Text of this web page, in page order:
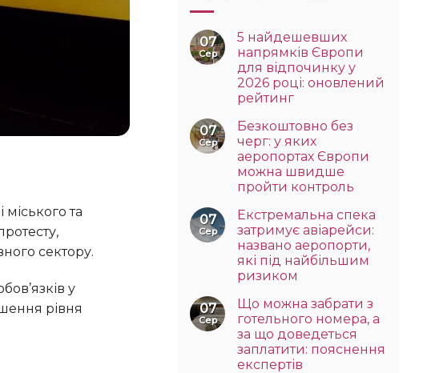
сектору.
рівня
07
Сер
5 найдешевших
напрямків Європи
для відпочинку у
2026 році: оновлений
рейтинг
07
Сер
Безкоштовно без
черг: у яких
аеропортах Європи
можна швидше
пройти контроль
07
Сер
Екстремальна спека
затримує авіарейси:
названо аеропорти,
які під найбільшим
ризиком
07
Сер
Що можна забрати з
готельного номера, а
за що доведеться
заплатити: пояснення
експертів